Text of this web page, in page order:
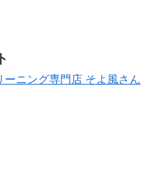
ーニング専門店 そよ風さん